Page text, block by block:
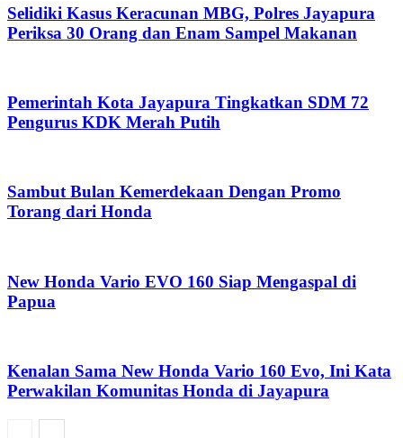
Selidiki Kasus Keracunan MBG, Polres Jayapura
Periksa 30 Orang dan Enam Sampel Makanan
Pemerintah Kota Jayapura Tingkatkan SDM 72
Pengurus KDK Merah Putih
Sambut Bulan Kemerdekaan Dengan Promo
Torang dari Honda
New Honda Vario EVO 160 Siap Mengaspal di
Papua
Kenalan Sama New Honda Vario 160 Evo, Ini Kata
Perwakilan Komunitas Honda di Jayapura